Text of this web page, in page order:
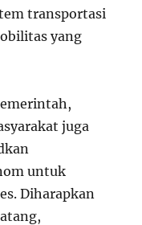
transportasi
yang
juga
untuk
Diharapkan